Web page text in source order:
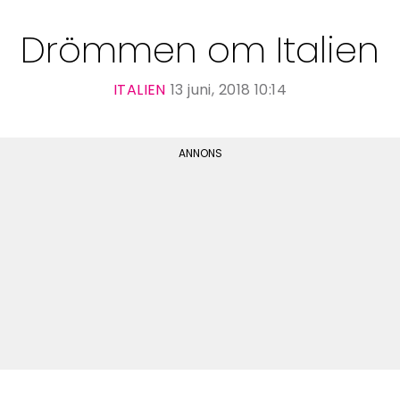
Drömmen om Italien
ITALIEN 13 juni, 2018 10:14